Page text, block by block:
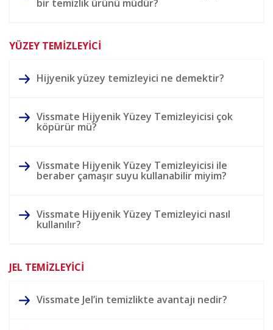
bir temizlik ürünü müdür?
YÜZEY TEMİZLEYİCİ
Hijyenik yüzey temizleyici ne demektir?
Vissmate Hijyenik Yüzey Temizleyicisi çok
köpürür mü?
Vissmate Hijyenik Yüzey Temizleyicisi ile
beraber çamaşır suyu kullanabilir miyim?
Vissmate Hijyenik Yüzey Temizleyici nasıl
kullanılır?
JEL TEMİZLEYİCİ
Vissmate Jel’in temizlikte avantajı nedir?